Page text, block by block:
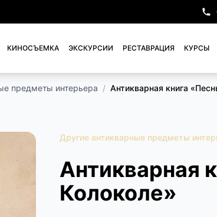
КИНОСЪЕМКА ЭКСКУРСИИ РЕСТАВРАЦИЯ КУРСЫ
предметы интерьера / Антикварная книга
Другие антикварные предметы
Антикварная
Колоколе»